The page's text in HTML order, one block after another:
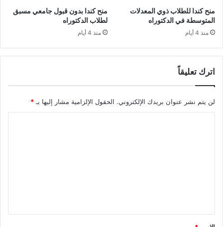
منح كندا للطلاب ذوي المعدلات
المتوسطة في الدكتوراه
منذ 4 أيام
منح كندا بدون قبول جامعي مسبق
لطلاب الدكتوراه
منذ 4 أيام
اترك تعليقاً
لن يتم نشر عنوان بريدك الإلكتروني. الحقول الإلزامية مشار إليها بـ *
*